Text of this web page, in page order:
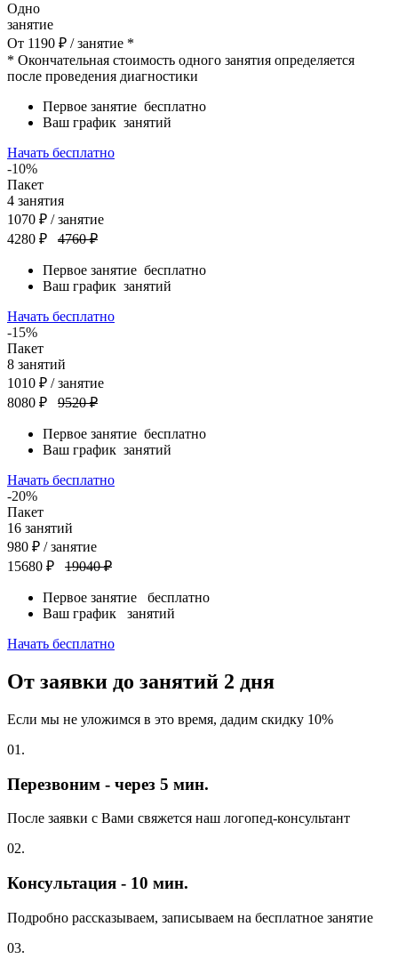
Одно
занятие
От 1190 ₽ / занятие *
* Окончательная стоимость одного занятия определяется
после проведения диагностики
Первое занятие бесплатно
Ваш график занятий
Начать бесплатно
-10%
Пакет
4 занятия
1070 ₽ / занятие
4280 ₽
4760 ₽
Первое занятие бесплатно
Ваш график занятий
Начать бесплатно
-15%
Пакет
8 занятий
1010 ₽ / занятие
8080 ₽
9520 ₽
Первое занятие бесплатно
Ваш график занятий
Начать бесплатно
-20%
Пакет
16 занятий
980 ₽ / занятие
15680 ₽
19040 ₽
Первое занятие бесплатно
Ваш график занятий
Начать бесплатно
От заявки до занятий 2 дня
Если мы не уложимся в это время, дадим скидку 10%
01.
Перезвоним - через 5 мин.
После заявки с Вами свяжется наш логопед-консультант
02.
Консультация - 10 мин.
Подробно рассказываем, записываем на бесплатное занятие
03.